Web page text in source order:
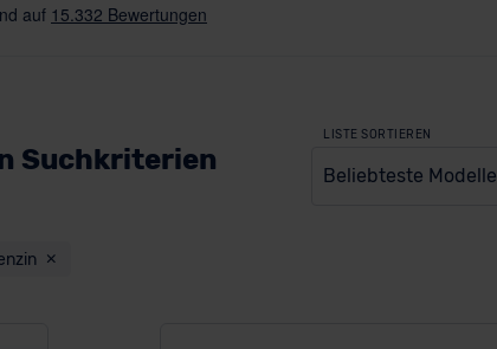
Suchkriterien
LISTE SORTIEREN
Beliebteste Modelle